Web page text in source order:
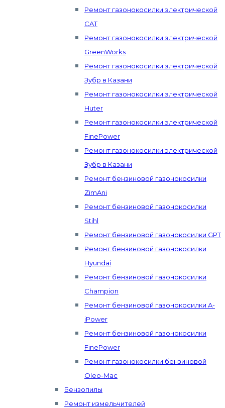
Ремонт газонокосилки электрической
CAT
Ремонт газонокосилки электрической
GreenWorks
Ремонт газонокосилки электрической
Зубр в Казани
Ремонт газонокосилки электрической
Huter
Ремонт газонокосилки электрической
FinePower
Ремонт газонокосилки электрической
Зубр в Казани
Ремонт бензиновой газонокосилки
ZimAni
Ремонт бензиновой газонокосилки
Stihl
Ремонт бензиновой газонокосилки GPT
Ремонт бензиновой газонокосилки
Hyundai
Ремонт бензиновой газонокосилки
Champion
Ремонт бензиновой газонокосилки A-
iPower
Ремонт бензиновой газонокосилки
FinePower
Ремонт газонокосилки бензиновой
Oleo-Mac
Бензопилы
Ремонт измельчителей